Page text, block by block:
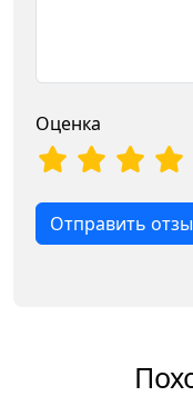
Оценка
Отправить